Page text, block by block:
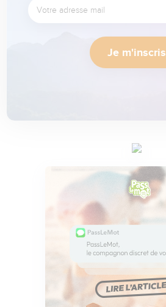
Je m'inscris